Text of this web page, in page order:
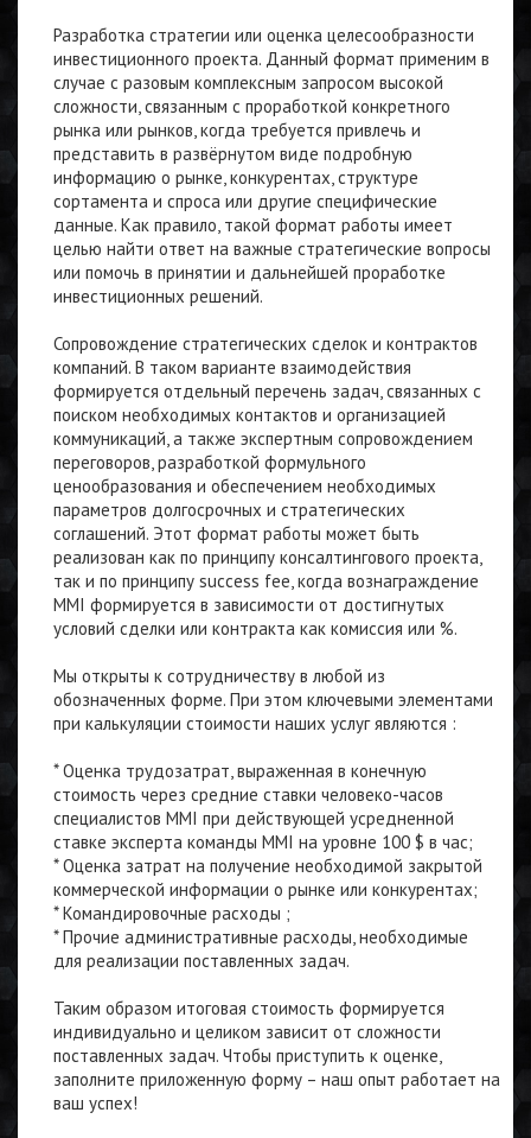
Разработка стратегии или оценка целесообразности
инвестиционного проекта. Данный формат применим в
случае с разовым комплексным запросом высокой
сложности, связанным с проработкой конкретного
рынка или рынков, когда требуется привлечь и
представить в развёрнутом виде подробную
информацию о рынке, конкурентах, структуре
сортамента и спроса или другие специфические
данные. Как правило, такой формат работы имеет
целью найти ответ на важные стратегические вопросы
или помочь в принятии и дальнейшей проработке
инвестиционных решений.
Сопровождение стратегических сделок и контрактов
компаний. В таком варианте взаимодействия
формируется отдельный перечень задач, связанных с
поиском необходимых контактов и организацией
коммуникаций, а также экспертным сопровождением
переговоров, разработкой формульного
ценообразования и обеспечением необходимых
параметров долгосрочных и стратегических
соглашений. Этот формат работы может быть
реализован как по принципу консалтингового проекта,
так и по принципу success fee, когда вознаграждение
MMI формируется в зависимости от достигнутых
условий сделки или контракта как комиссия или %.
Мы открыты к сотрудничеству в любой из
обозначенных форме. При этом ключевыми элементами
при калькуляции стоимости наших услуг являются :
* Оценка трудозатрат, выраженная в конечную
стоимость через средние ставки человеко-часов
специалистов MMI при действующей усредненной
ставке эксперта команды MMI на уровне 100 $ в час;
* Оценка затрат на получение необходимой закрытой
коммерческой информации о рынке или конкурентах;
* Командировочные расходы ;
* Прочие административные расходы, необходимые
для реализации поставленных задач.
Таким образом итоговая стоимость формируется
индивидуально и целиком зависит от сложности
поставленных задач. Чтобы приступить к оценке,
заполните приложенную форму – наш опыт работает на
ваш успех!